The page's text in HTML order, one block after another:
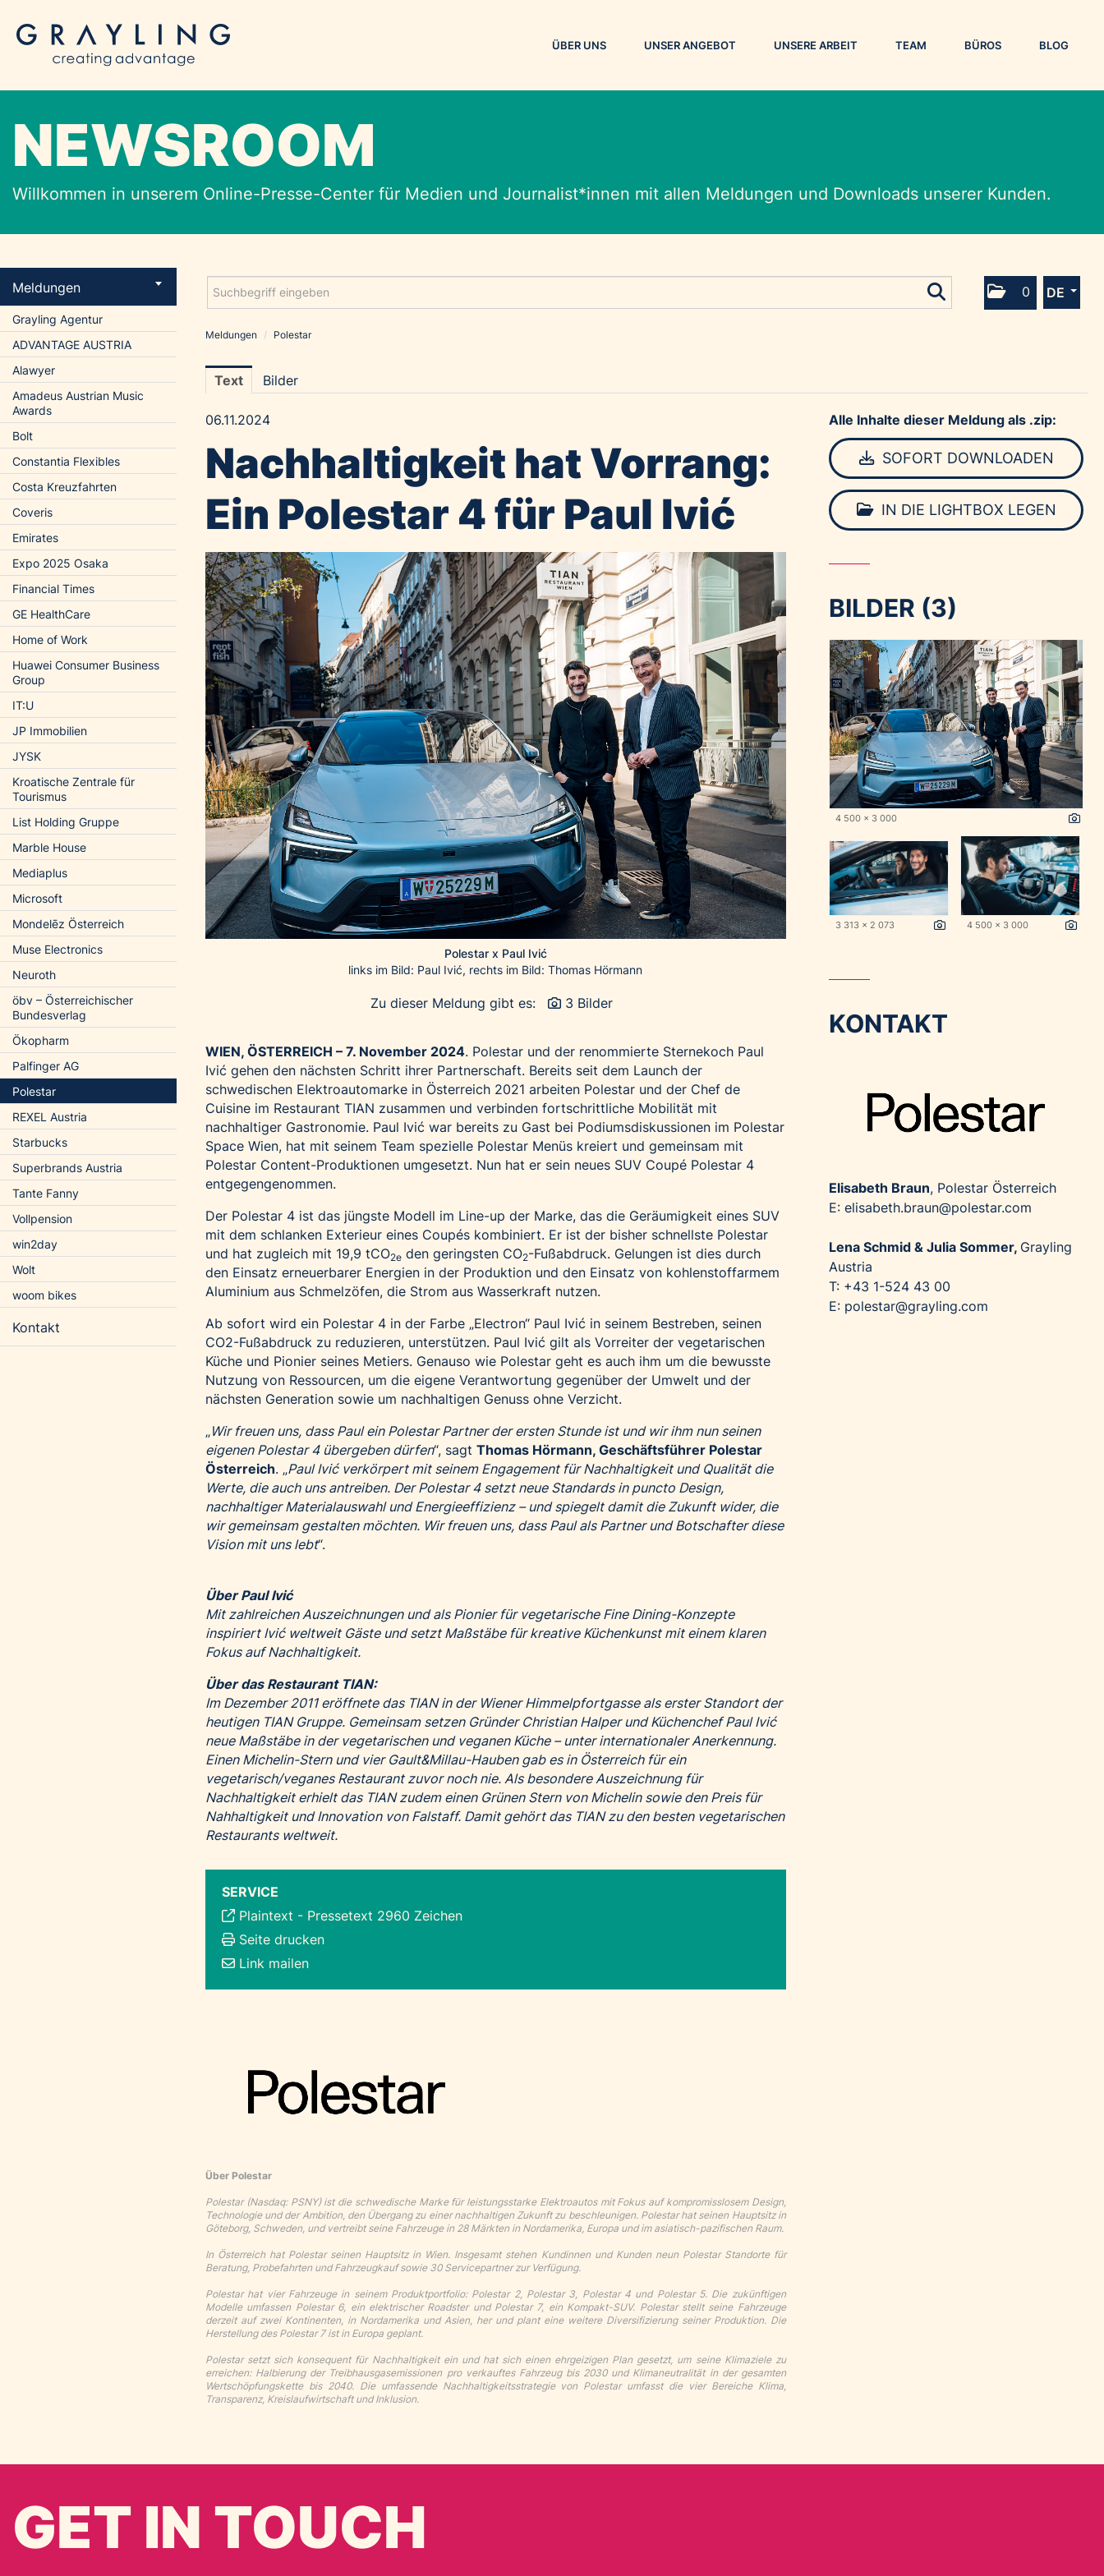
ÜBER UNS UNSER ANGEBOT UNSERE ARBEIT TEAM BÜROS BLOG
NEWSROOM
Willkommen in unserem Online-Presse-Center für Medien und Journalist*innen mit allen Meldungen und Downloads unserer Kunden.
0 DE
Meldungen
Grayling Agentur
ADVANTAGE AUSTRIA
Alawyer
Amadeus Austrian Music
Awards
Bolt
Constantia Flexibles
Costa Kreuzfahrten
Coveris
Emirates
Expo 2025 Osaka
Financial Times
GE HealthCare
Home of Work
Huawei Consumer Business
Group
IT:U
JP Immobilien
JYSK
Kroatische Zentrale für
Tourismus
List Holding Gruppe
Marble House
Mediaplus
Microsoft
Mondelēz Österreich
Muse Electronics
Neuroth
öbv – Österreichischer
Bundesverlag
Ökopharm
Palfinger AG
Polestar
REXEL Austria
Starbucks
Superbrands Austria
Tante Fanny
Vollpension
win2day
Wolt
woom bikes
Kontakt
Meldungen / Polestar
Text Bilder
06.11.2024
Nachhaltigkeit hat Vorrang:
Ein Polestar 4 für Paul Ivić
Polestar x Paul Ivić
links im Bild: Paul Ivić, rechts im Bild: Thomas Hörmann
Zu dieser Meldung gibt es: 3 Bilder
WIEN, ÖSTERREICH – 7. November 2024. Polestar und der renommierte Sternekoch Paul
Ivić gehen den nächsten Schritt ihrer Partnerschaft. Bereits seit dem Launch der
schwedischen Elektroautomarke in Österreich 2021 arbeiten Polestar und der Chef de
Cuisine im Restaurant TIAN zusammen und verbinden fortschrittliche Mobilität mit
nachhaltiger Gastronomie. Paul Ivić war bereits zu Gast bei Podiumsdiskussionen im Polestar
Space Wien, hat mit seinem Team spezielle Polestar Menüs kreiert und gemeinsam mit
Polestar Content-Produktionen umgesetzt. Nun hat er sein neues SUV Coupé Polestar 4
entgegengenommen.
Der Polestar 4 ist das jüngste Modell im Line-up der Marke, das die Geräumigkeit eines SUV
mit dem schlanken Exterieur eines Coupés kombiniert. Er ist der bisher schnellste Polestar
und hat zugleich mit 19,9 tCO2e den geringsten CO2-Fußabdruck. Gelungen ist dies durch
den Einsatz erneuerbarer Energien in der Produktion und den Einsatz von kohlenstoffarmem
Aluminium aus Schmelzöfen, die Strom aus Wasserkraft nutzen.
Ab sofort wird ein Polestar 4 in der Farbe „Electron“ Paul Ivić in seinem Bestreben, seinen
CO2-Fußabdruck zu reduzieren, unterstützen. Paul Ivić gilt als Vorreiter der vegetarischen
Küche und Pionier seines Metiers. Genauso wie Polestar geht es auch ihm um die bewusste
Nutzung von Ressourcen, um die eigene Verantwortung gegenüber der Umwelt und der
nächsten Generation sowie um nachhaltigen Genuss ohne Verzicht.
„Wir freuen uns, dass Paul ein Polestar Partner der ersten Stunde ist und wir ihm nun seinen
eigenen Polestar 4 übergeben dürfen“, sagt Thomas Hörmann, Geschäftsführer Polestar
Österreich. „Paul Ivić verkörpert mit seinem Engagement für Nachhaltigkeit und Qualität die
Werte, die auch uns antreiben. Der Polestar 4 setzt neue Standards in puncto Design,
nachhaltiger Materialauswahl und Energieeffizienz – und spiegelt damit die Zukunft wider, die
wir gemeinsam gestalten möchten. Wir freuen uns, dass Paul als Partner und Botschafter diese
Vision mit uns lebt“.
Über Paul Ivić
Mit zahlreichen Auszeichnungen und als Pionier für vegetarische Fine Dining-Konzepte
inspiriert Ivić weltweit Gäste und setzt Maßstäbe für kreative Küchenkunst mit einem klaren
Fokus auf Nachhaltigkeit.
Über das Restaurant TIAN:
Im Dezember 2011 eröffnete das TIAN in der Wiener Himmelpfortgasse als erster Standort der
heutigen TIAN Gruppe. Gemeinsam setzen Gründer Christian Halper und Küchenchef Paul Ivić
neue Maßstäbe in der vegetarischen und veganen Küche – unter internationaler Anerkennung.
Einen Michelin-Stern und vier Gault&Millau-Hauben gab es in Österreich für ein
vegetarisch/veganes Restaurant zuvor noch nie. Als besondere Auszeichnung für
Nachhaltigkeit erhielt das TIAN zudem einen Grünen Stern von Michelin sowie den Preis für
Nahhaltigkeit und Innovation von Falstaff. Damit gehört das TIAN zu den besten vegetarischen
Restaurants weltweit.
SERVICE
Plaintext - Pressetext 2960 Zeichen
Seite drucken
Link mailen
Über Polestar
Polestar (Nasdaq: PSNY) ist die schwedische Marke für leistungsstarke Elektroautos mit Fokus auf kompromisslosem Design,
Technologie und der Ambition, den Übergang zu einer nachhaltigen Zukunft zu beschleunigen. Polestar hat seinen Hauptsitz in
Göteborg, Schweden, und vertreibt seine Fahrzeuge in 28 Märkten in Nordamerika, Europa und im asiatisch-pazifischen Raum.
In Österreich hat Polestar seinen Hauptsitz in Wien. Insgesamt stehen Kundinnen und Kunden neun Polestar Standorte für
Beratung, Probefahrten und Fahrzeugkauf sowie 30 Servicepartner zur Verfügung.
Polestar hat vier Fahrzeuge in seinem Produktportfolio: Polestar 2, Polestar 3, Polestar 4 und Polestar 5. Die zukünftigen
Modelle umfassen Polestar 6, ein elektrischer Roadster und Polestar 7, ein Kompakt-SUV. Polestar stellt seine Fahrzeuge
derzeit auf zwei Kontinenten, in Nordamerika und Asien, her und plant eine weitere Diversifizierung seiner Produktion. Die
Herstellung des Polestar 7 ist in Europa geplant.
Polestar setzt sich konsequent für Nachhaltigkeit ein und hat sich einen ehrgeizigen Plan gesetzt, um seine Klimaziele zu
erreichen: Halbierung der Treibhausgasemissionen pro verkauftes Fahrzeug bis 2030 und Klimaneutralität in der gesamten
Wertschöpfungskette bis 2040. Die umfassende Nachhaltigkeitsstrategie von Polestar umfasst die vier Bereiche Klima,
Transparenz, Kreislaufwirtschaft und Inklusion.
Alle Inhalte dieser Meldung als .zip:
SOFORT DOWNLOADEN
IN DIE LIGHTBOX LEGEN
BILDER (3)
4 500 x 3 000
3 313 x 2 073 4 500 x 3 000
KONTAKT
Elisabeth Braun, Polestar Österreich
E: elisabeth.braun@polestar.com
Lena Schmid & Julia Sommer, Grayling
Austria
T: +43 1-524 43 00
E: polestar@grayling.com
GET IN TOUCH